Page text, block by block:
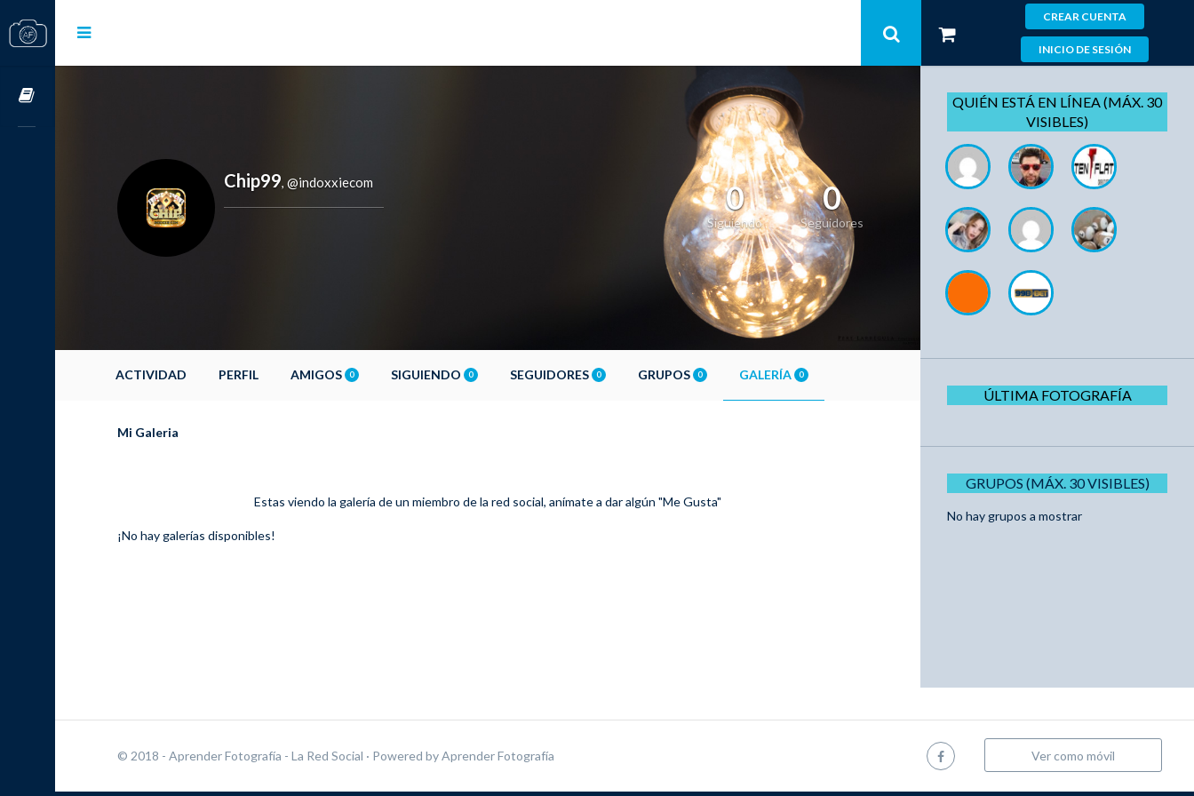
CREAR CUENTA
INICIO DE SESIÓN
Chip99, @indoxxiecom 0
Siguiendo
0
Seguidores
ACTIVIDAD PERFIL AMIGOS 0 SIGUIENDO 0 SEGUIDORES 0 GRUPOS 0 GALERÍA 0
Mi Galeria
Estas viendo la galería de un miembro de la red social, anímate a dar algún "Me Gusta"
¡No hay galerías disponibles!
QUIÉN ESTÁ EN LÍNEA (MÁX. 30
VISIBLES)
ÚLTIMA FOTOGRAFÍA
GRUPOS (MÁX. 30 VISIBLES)
No hay grupos a mostrar
© 2018 - Aprender Fotografía - La Red Social · Powered byAprender Fotografía